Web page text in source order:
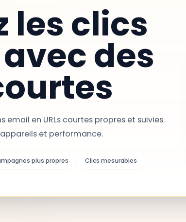
les clics
des
email en URLs courtes propres et suivies.
et performance.
plus propres Clics mesurables